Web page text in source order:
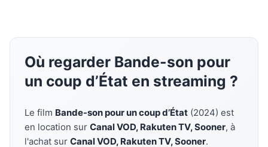
Où regarder Bande-son pour
un coup d’État en streaming ?
Le film Bande-son pour un coup d’État (2024) est
en location sur Canal VOD, Rakuten TV, Sooner, à
l'achat sur Canal VOD, Rakuten TV, Sooner.